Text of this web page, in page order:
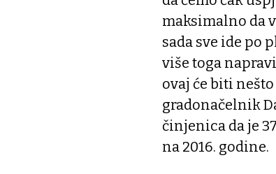
maksimalno da
sada sve ide po
više toga
ovaj će biti
gradonačelnik
činjenica da je
na 2016. godine.